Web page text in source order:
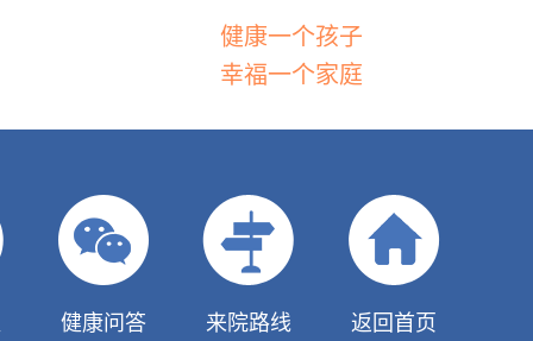
健康一个孩子
幸福一个家庭
健康问答 来院路线 返回首页